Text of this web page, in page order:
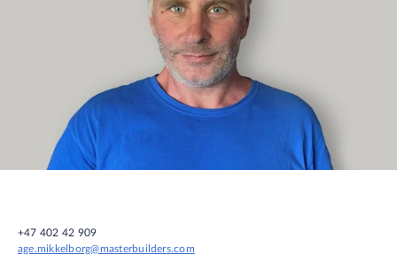
+47 402 42 909
age.mikkelborg@masterbuilders.com